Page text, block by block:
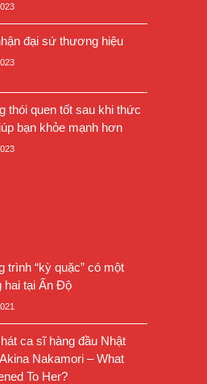
đại sứ thương hiệu
thói quen tốt sau khi thức
bạn khỏe mạnh hơn
trình “kỳ quặc” có một
hai tại Ấn Độ
ca sĩ hàng đầu Nhật
Nakamori – What
To Her?